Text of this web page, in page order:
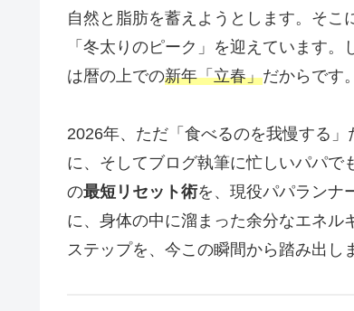
自然と脂肪を蓄えようとします。そ
「冬太りのピーク」を迎えています
は暦の上での新年「立春」だからです。
2026年、ただ「食べるのを我慢する
に、そしてブログ執筆に忙しいパパで
の最短リセット術を、現役パパランナ
に、身体の中に溜まった余分なエネ
ステップを、今この瞬間から踏み出し